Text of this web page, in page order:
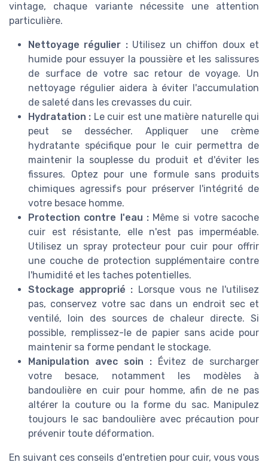
vintage, chaque variante nécessite une attention
particulière.
Nettoyage régulier :Utilisez un chiffon doux et
humide pour essuyer la poussière et les salissures
de surface de votre sac retour de voyage. Un
nettoyage régulier aidera à éviter l'accumulation
de saleté dans les crevasses du cuir.
Hydratation : Le cuir est une matière naturelle qui
peut se dessécher. Appliquer une crème
hydratante spécifique pour le cuir permettra de
maintenir la souplesse du produit et d'éviter les
fissures. Optez pour une formule sans produits
chimiques agressifs pour préserver l'intégrité de
votre besace homme.
Protection contre l'eau :Même si votre sacoche
cuir est résistante, elle n'est pas imperméable.
Utilisez un spray protecteur pour cuir pour offrir
une couche de protection supplémentaire contre
l'humidité et les taches potentielles.
Stockage approprié : Lorsque vous ne l'utilisez
pas, conservez votre sac dans un endroit sec et
ventilé, loin des sources de chaleur directe. Si
possible, remplissez-le de papier sans acide pour
maintenir sa forme pendant le stockage.
Manipulation avec soin : Évitez de surcharger
votre besace, notamment les modèles à
bandoulière en cuir pour homme, afin de ne pas
altérer la couture ou la forme du sac. Manipulez
toujours le sac bandoulière avec précaution pour
prévenir toute déformation.
En suivant ces conseils d'entretien pour cuir, vous vous